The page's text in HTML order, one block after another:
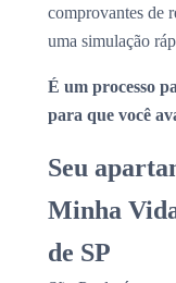
comprovantes de
uma simulação
É um processo
para que você
Seu
Minha
de SP